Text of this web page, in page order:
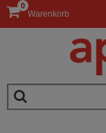
Warenkorb
0